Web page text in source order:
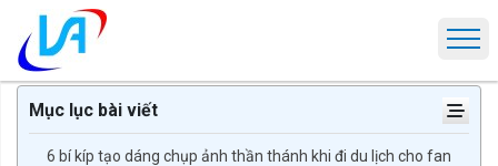
Trang chủ 6 bí kíp tạo dáng chụp ảnh thần thánh khi đi
Mục lục bài viết
6 bí kíp tạo dáng chụp ảnh thần thánh khi đi du lịch cho fan